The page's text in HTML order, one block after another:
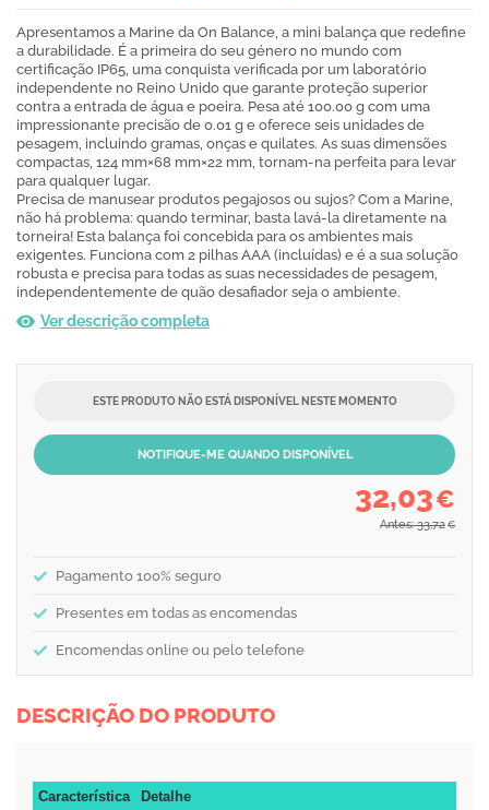
Apresentamos a Marine da On Balance, a mini balança que redefine
a durabilidade. É a primeira do seu género no mundo com
certificação IP65, uma conquista verificada por um laboratório
independente no Reino Unido que garante proteção superior
contra a entrada de água e poeira. Pesa até 100.00 g com uma
impressionante precisão de 0.01 g e oferece seis unidades de
pesagem, incluindo gramas, onças e quilates. As suas dimensões
compactas, 124 mm×68 mm×22 mm, tornam-na perfeita para levar
para qualquer lugar.
Precisa de manusear produtos pegajosos ou sujos? Com a Marine,
não há problema: quando terminar, basta lavá-la diretamente na
torneira! Esta balança foi concebida para os ambientes mais
exigentes. Funciona com 2 pilhas AAA (incluídas) e é a sua solução
robusta e precisa para todas as suas necessidades de pesagem,
independentemente de quão desafiador seja o ambiente.
Ver descrição completa
ESTE PRODUTO NÃO ESTÁ DISPONÍVEL NESTE MOMENTO
NOTIFIQUE-ME QUANDO DISPONÍVEL
32,03€
Antes: 33,72 €
Pagamento 100% seguro
Presentes em todas as encomendas
Encomendas online ou pelo telefone
DESCRIÇÃO DO PRODUTO
Característica
Detalhe